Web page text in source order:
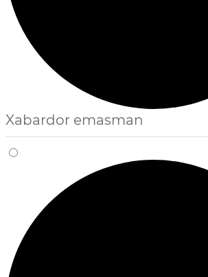
Xabardor emasman